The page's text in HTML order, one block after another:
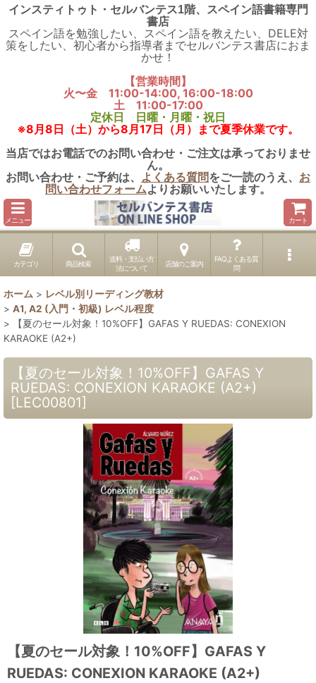
インスティトゥト・セルバンテス1階、スペイン語書籍専門
書店
スペイン語を勉強したい、スペイン語を教えたい、DELE対
策をしたい、初心者から指導者までセルバンテス書店におま
かせ！
【営業時間】
火〜金 11:00-14:00, 16:00-18:00
土 11:00-17:00
定休日 日曜・月曜・祝日
※8月8日（土）から8月17日（月）まで夏季休業です。
当店ではお電話でのお問い合わせ・ご注文は承っておりませ
ん。
お問い合わせ・ご予約は、 よくある質問をご一読のうえ、 お
問い合わせフォームよりお願いいたします。
メニュー カート
カテゴリ 商品検索
送料・支払い方
法について
店舗のご案内
FAQよくある質
問
ホーム > レベル別リーディング教材
> A1, A2 (入門・初級) レベル程度
>
【夏のセール対象！10%OFF】GAFAS Y RUEDAS: CONEXION
KARAOKE (A2+)
【夏のセール対象！10%OFF】GAFAS Y
RUEDAS: CONEXION KARAOKE (A2+)
[LEC00801]
【夏のセール対象！10%OFF】GAFAS Y
RUEDAS: CONEXION KARAOKE (A2+)